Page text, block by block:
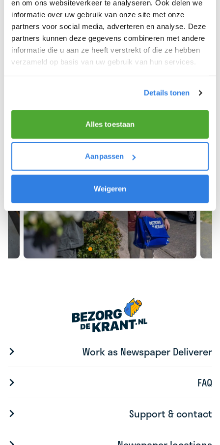
en om ons websiteverkeer te analyseren. Ook delen we
informatie over uw gebruik van onze site met onze
partners voor social media, adverteren en analyse. Deze
partners kunnen deze gegevens combineren met andere
informatie die u aan ze heeft verstrekt of die ze hebben
verzameld op basis van uw gebruik van hun services.
Details tonen
Alles toestaan
Aanpassen
Weigeren
We hope you can get started soon and wish you
the best of luck! 🚴‍♂️💨
Work as Newspaper Deliverer
FAQ
Support & contact